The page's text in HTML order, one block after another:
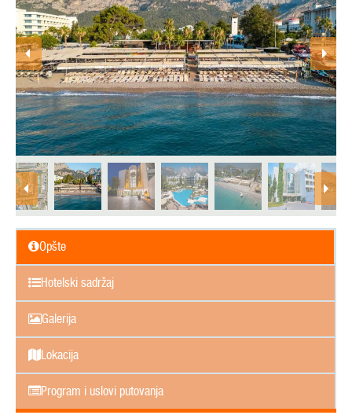
Opšte
Hotelski sadržaj
Galerija
Lokacija
Program i uslovi putovanja